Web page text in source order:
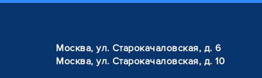
Москва, ул. Старокачаловская, д. 6
Москва, ул. Старокачаловская, д. 10